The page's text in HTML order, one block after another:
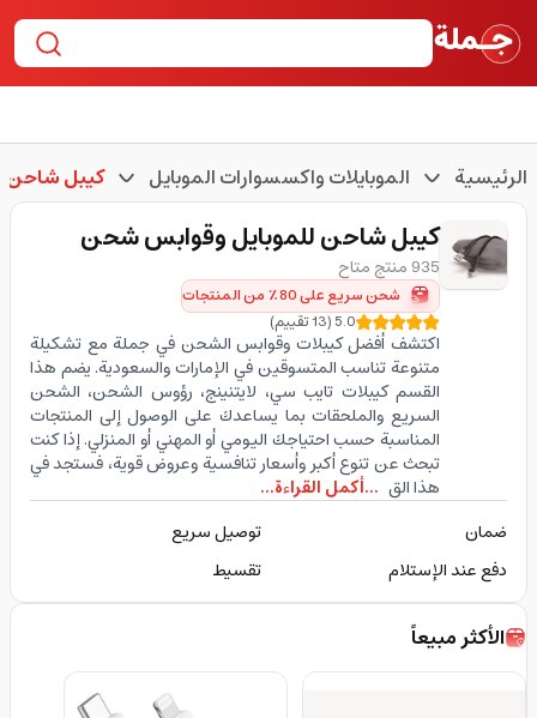
الرئيسية الموبايلات واكسسوارات الموبايل كيبل شاحن
كيبل شاحن للموبايل وقوابس شحن
935 منتج متاح
شحن سريع على 80٪ من المنتجات
5.0
(
13تقييم)
اكتشف أفضل كيبلات وقوابس الشحن في جملة مع تشكيلة
متنوعة تناسب المتسوقين في الإمارات والسعودية. يضم هذا
القسم كيبلات تايب سي، لايتنينج، رؤوس الشحن، الشحن
السريع والملحقات بما يساعدك على الوصول إلى المنتجات
المناسبة حسب احتياجك اليومي أو المهني أو المنزلي. إذا كنت
تبحث عن تنوع أكبر وأسعار تنافسية وعروض قوية، فستجد في
هذا الق ...أكمل القراءة...
ضمان
توصيل سريع
دفع عند الإستلام
تقسيط
الأكثر مبيعاً